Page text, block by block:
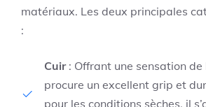
matériaux. Les deux principales
:
Cuir: Offrant une sensation de
procure un excellent grip et
pour les conditions sèches, il